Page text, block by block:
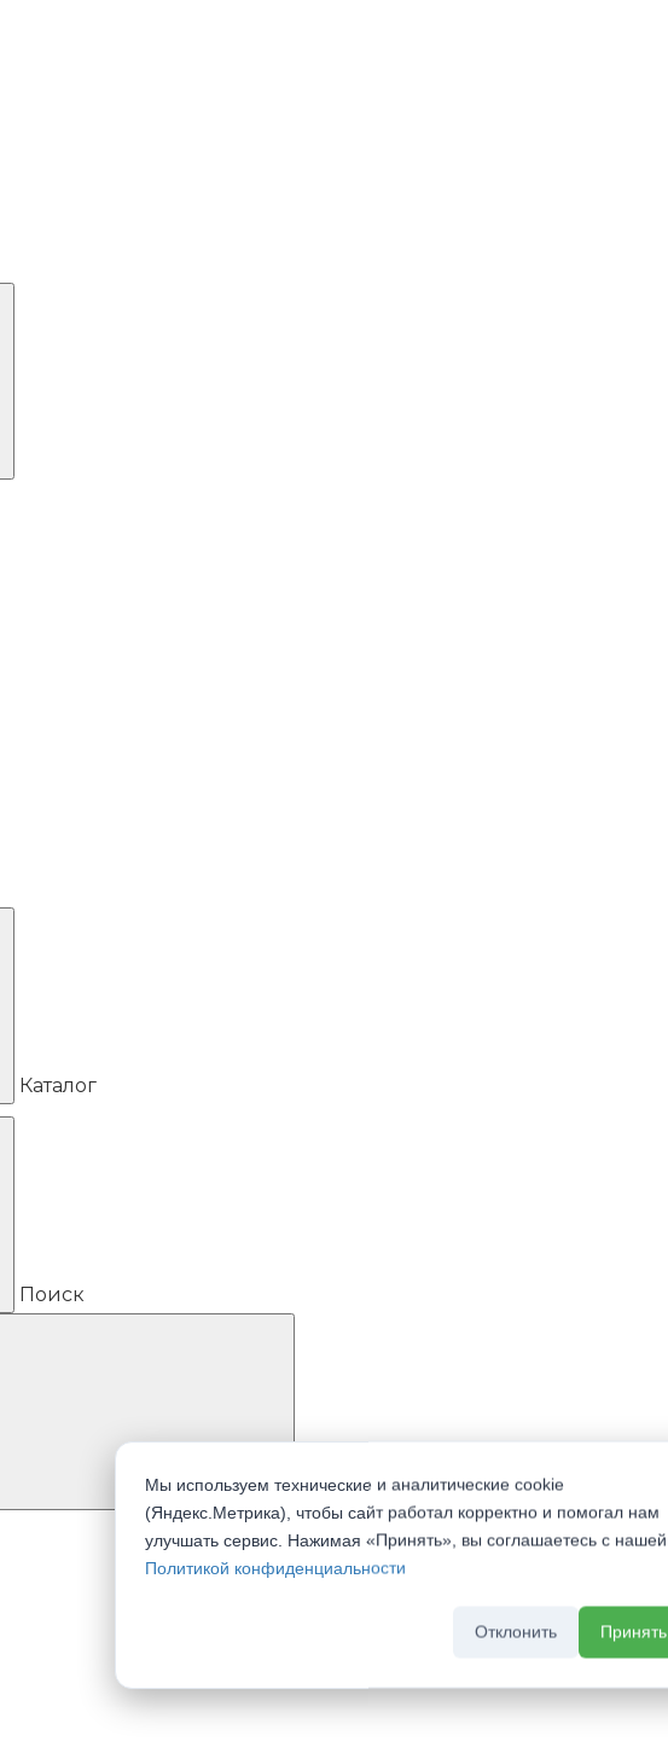
Каталог
Поиск
Мы используем технические и аналитические cookie
(Яндекс.Метрика), чтобы сайт работал корректно и помогал нам
улучшать сервис. Нажимая «Принять», вы соглашаетесь с нашей
Политикой конфиденциальности
Отклонить Принять